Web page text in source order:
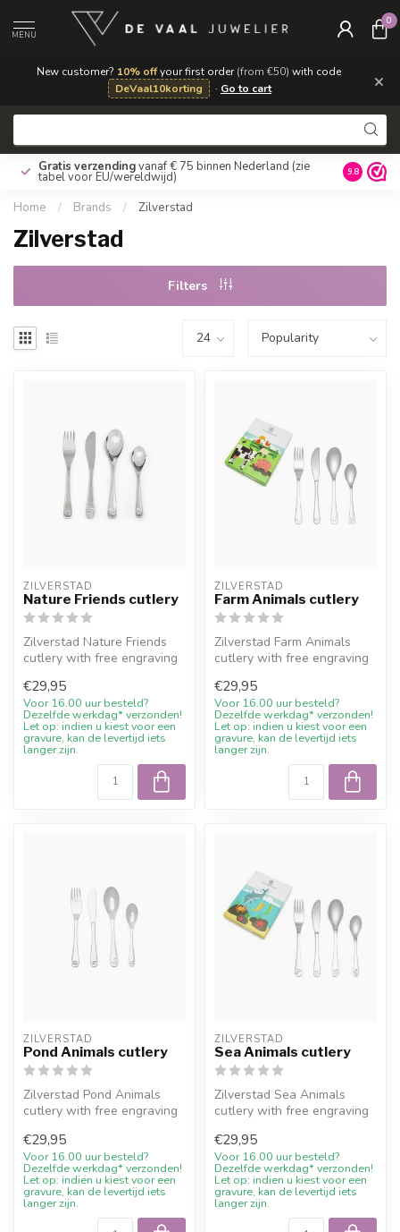
New customer? 10% offyour first order(from €50) with code
DeVaal10korting
· Go to cart ×
MENU
0
Gratis verzendingvanaf € 75 binnen Nederland (zie
tabel voor EU/wereldwijd) 9.8
Home / Brands / Zilverstad
Zilverstad
Filters
ZILVERSTAD
Nature Friends cutlery
Zilverstad Nature Friends
cutlery with free engraving
a...
€29,95
Voor 16.00 uur besteld?
Dezelfde werkdag* verzonden!
Let op: indien u kiest voor een
gravure, kan de levertijd iets
langer zijn.
ZILVERSTAD
Farm Animals cutlery
Zilverstad Farm Animals
cutlery with free engraving
at ...
€29,95
Voor 16.00 uur besteld?
Dezelfde werkdag* verzonden!
Let op: indien u kiest voor een
gravure, kan de levertijd iets
langer zijn.
ZILVERSTAD
Pond Animals cutlery
Zilverstad Pond Animals
cutlery with free engraving
at ...
€29,95
Voor 16.00 uur besteld?
Dezelfde werkdag* verzonden!
Let op: indien u kiest voor een
gravure, kan de levertijd iets
langer zijn.
ZILVERSTAD
Sea Animals cutlery
Zilverstad Sea Animals
cutlery with free engraving
at J...
€29,95
Voor 16.00 uur besteld?
Dezelfde werkdag* verzonden!
Let op: indien u kiest voor een
gravure, kan de levertijd iets
langer zijn.